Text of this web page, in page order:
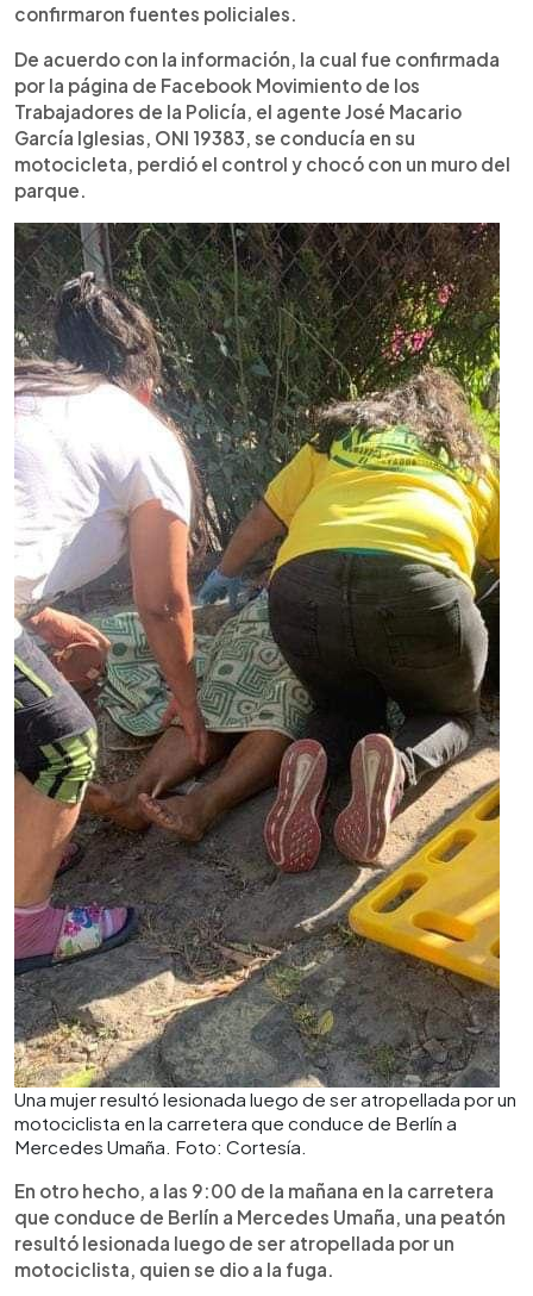
confirmaron fuentes policiales.
De acuerdo con la información, la cual fue confirmada
por la página de Facebook Movimiento de los
Trabajadores de la Policía, el agente José Macario
García Iglesias, ONI 19383, se conducía en su
motocicleta, perdió el control y chocó con un muro del
parque.
Una mujer resultó lesionada luego de ser atropellada por un
motociclista en la carretera que conduce de Berlín a
Mercedes Umaña. Foto: Cortesía.
En otro hecho, a las 9:00 de la mañana en la carretera
que conduce de Berlín a Mercedes Umaña, una peatón
resultó lesionada luego de ser atropellada por un
motociclista, quien se dio a la fuga.